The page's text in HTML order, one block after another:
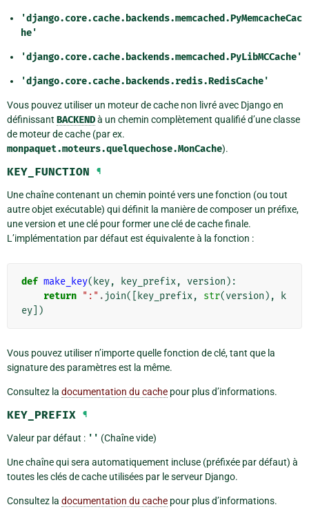
'django.core.cache.backends.memcached.PyMemcacheCac
he'
'django.core.cache.backends.memcached.PyLibMCCache'
'django.core.cache.backends.redis.RedisCache'
Vous pouvez utiliser un moteur de cache non livré avec Django en
définissant BACKENDà un chemin complètement qualifié d’une classe
de moteur de cache (par ex.
monpaquet.moteurs.quelquechose.MonCache).
KEY_FUNCTION ¶
Une chaîne contenant un chemin pointé vers une fonction (ou tout
autre objet exécutable) qui définit la manière de composer un préfixe,
une version et une clé pour former une clé de cache finale.
L’implémentation par défaut est équivalente à la fonction :
def make_key( key, key_prefix, version ):
return ":" . join([ key_prefix, str(version ),
k
ey ])
Vous pouvez utiliser n’importe quelle fonction de clé, tant que la
signature des paramètres est la même.
Consultez la documentation du cache pour plus d’informations.
KEY_PREFIX ¶
Valeur par défaut : '' (Chaîne vide)
Une chaîne qui sera automatiquement incluse (préfixée par défaut) à
toutes les clés de cache utilisées par le serveur Django.
Consultez la documentation du cache pour plus d’informations.